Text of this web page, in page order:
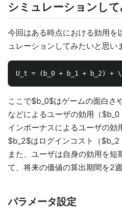
シミュレーションして
今回はある時点における効用を
ュレーションしてみたいと思い
ここで$b_0$はゲームの面白さ
などによるユーザの効用（
インボーナスによるユーザの効
$b_2$はログインコスト（$b_2
また、ユーザは自身の効用を短
て、将来の価値の算出期間を2
パラメータ設定